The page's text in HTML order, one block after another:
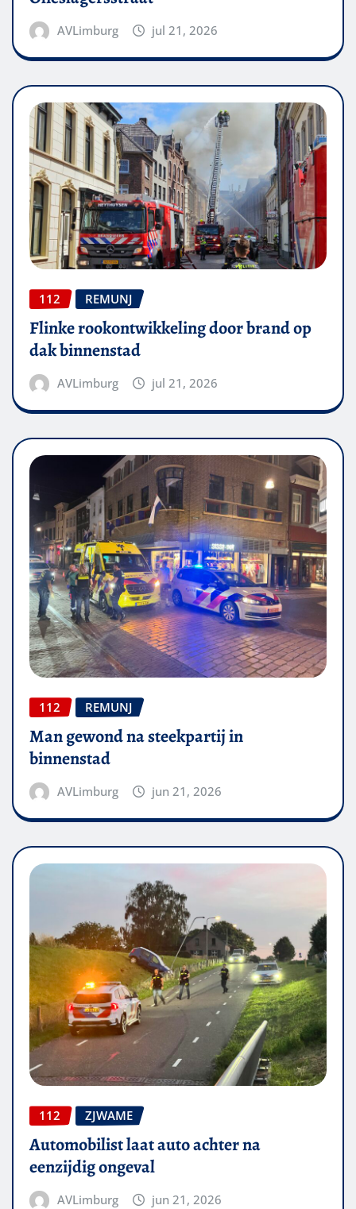
AVLimburg jul 21, 2026
112 REMUNJ
Flinke rookontwikkeling door brand op
dak binnenstad
AVLimburg jul 21, 2026
112 REMUNJ
Man gewond na steekpartij in
binnenstad
AVLimburg jun 21, 2026
112 ZJWAME
Automobilist laat auto achter na
eenzijdig ongeval
AVLimburg jun 21, 2026